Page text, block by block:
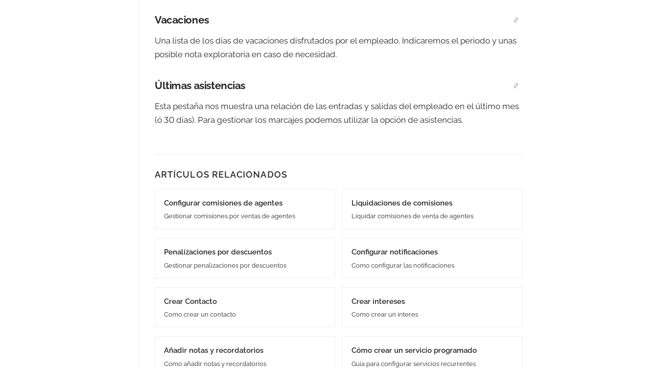
Vacaciones
Una lista de los días de vacaciones disfrutados por el empleado. Indicaremos el periodo y unas
posible nota exploratoria en caso de necesidad.
Últimas asistencias
Esta pestaña nos muestra una relación de las entradas y salidas del empleado en el último mes
(ó 30 días). Para gestionar los marcajes podemos utilizar la opción de asistencias.
ARTÍCULOS RELACIONADOS
Configurar comisiones de agentes
Gestionar comisiones por ventas de agentes
Liquidaciones de comisiones
Liquidar comisiones de venta de agentes
Penalizaciones por descuentos
Gestionar penalizaciones por descuentos
Configurar notificaciones
Como configurar las notificaciones
Crear Contacto
Como crear un contacto
Crear intereses
Como crear un interes
Añadir notas y recordatorios
Como añadir notas y recordatorios
Cómo crear un servicio programado
Guía para configurar servicios recurrentes